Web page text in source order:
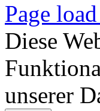
Page
Diese
unserer